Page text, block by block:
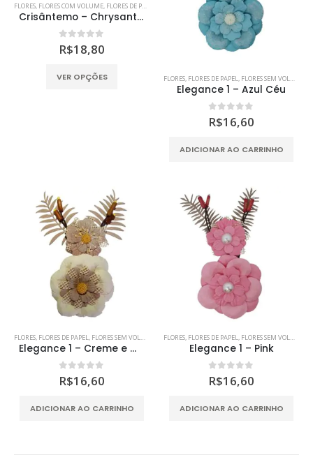
produto
FLORES, FLORES COM VOLUME, FLORES DE PAPEL SCRAP DECOR, SCRAPBOOKING
Crisântemo – Chrysanthemums Allouise
0out of 5
R$18,80
VER OPÇÕES
escolhidas
na
página
FLORES, FLORES DE PAPEL, FLORES SEM VOLUME
Elegance 1 – Azul Céu
0out of 5
R$16,60
ADICIONAR AO CARRINHO
FLORES, FLORES DE PAPEL, FLORES SEM VOLUME MDF,SCRAP DECOR,SCRAPBOOKING
Elegance 1 – Creme e Marrom
0 out of 5
R$16,60
ADICIONAR AO CARRINHO
FLORES, FLORES DE PAPEL, FLORES SEM VOLUME
Elegance 1 – Pink
0 out of 5
R$16,60
ADICIONAR AO CARRINHO